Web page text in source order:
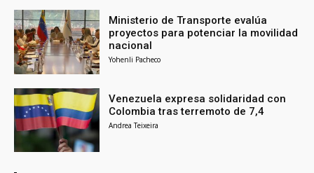
Ministerio de Transporte evalúa
proyectos para potenciar la movilidad
nacional
Yohenli Pacheco
Venezuela expresa solidaridad con
Colombia tras terremoto de 7,4
Andrea Teixeira